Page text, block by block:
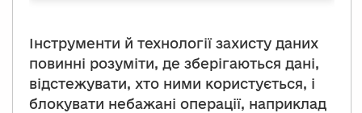
Інструменти й технології захисту даних
повинні розуміти, де зберігаються дані,
відстежувати, хто ними користується, і
блокувати небажані операції, наприклад